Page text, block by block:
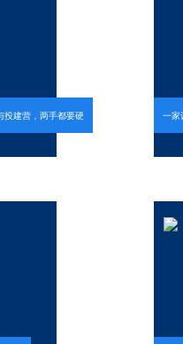
投建营，两手都要硬 一家